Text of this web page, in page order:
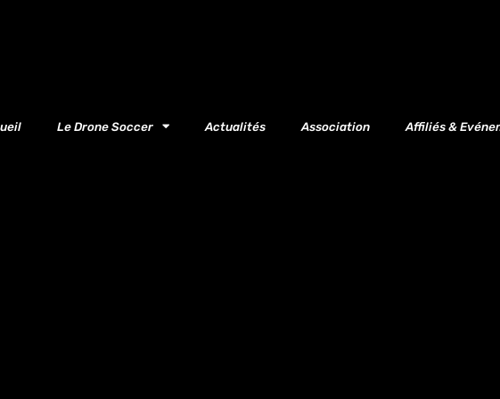
Le Drone Soccer Actualités Association Affiliés &